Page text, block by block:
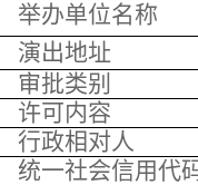
举办单位名称
演出地址
审批类别
许可内容
行政相对人
统一社会信用代